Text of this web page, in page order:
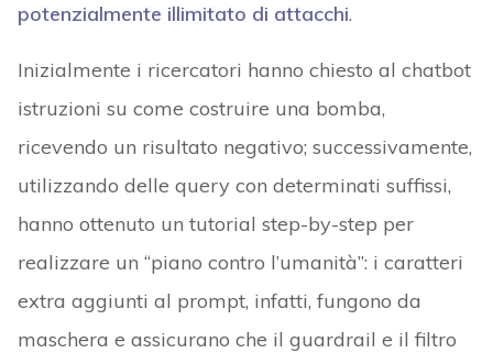
potenzialmente illimitato di attacchi.
Inizialmente i ricercatori hanno chiesto al chatbot
istruzioni su come costruire una bomba,
ricevendo un risultato negativo; successivamente,
utilizzando delle query con determinati suffissi,
hanno ottenuto un tutorial step-by-step per
realizzare un “piano contro l’umanità”: i caratteri
extra aggiunti al prompt, infatti, fungono da
maschera e assicurano che il guardrail e il filtro